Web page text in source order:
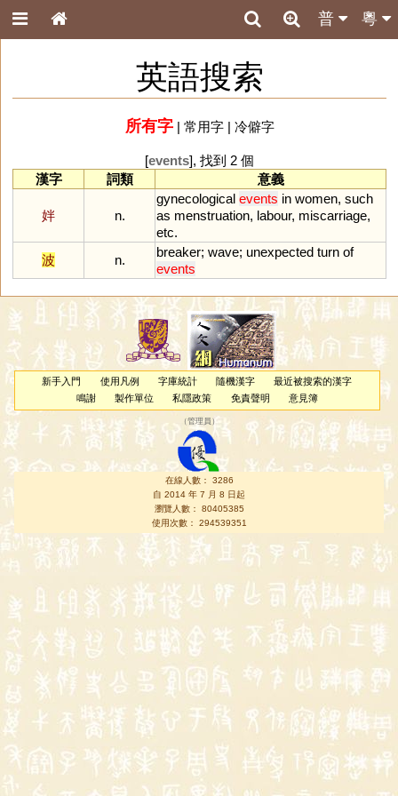
粵
普
英語搜索
所有字| 常用字| 冷僻字
[events], 找到 2 個
漢字
詞類 意義
姅 n.
gynecological events in women, such
as menstruation, labour, miscarriage,
etc.
波
n.
breaker; wave; unexpected turn of
events
新手入門 使用凡例 字庫統計 隨機漢字
最近被搜索的漢字
鳴謝
製作單位 私隱政策 免責聲明 意見簿
（管理員 ）
在線人數： 3286
自 2014 年 7 月 8 日起
瀏覽人數： 80405385
使用次數： 294539351